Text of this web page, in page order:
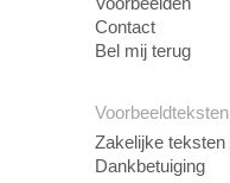
Contact
Bel mij terug
Voorbeeldteksten
Zakelijke teksten
Dankbetuiging